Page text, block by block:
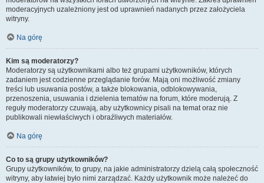
moderacyjnych uzależniony jest od uprawnień nadanych przez założyciela
witryny.
Na górę
Kim są moderatorzy?
Moderatorzy są użytkownikami albo też grupami użytkowników, których
zadaniem jest codzienne przeglądanie forów. Mają oni możliwość zmiany
treści lub usuwania postów, a także blokowania, odblokowywania,
przenoszenia, usuwania i dzielenia tematów na forum, które moderują. Z
reguły moderatorzy czuwają, aby użytkownicy pisali na temat oraz nie
publikowali niewłaściwych i obraźliwych materiałów.
Na górę
Co to są grupy użytkowników?
Grupy użytkowników, to grupy, na jakie administratorzy dzielą całą społeczność
witryny, aby łatwiej było nimi zarządzać. Każdy użytkownik może należeć do